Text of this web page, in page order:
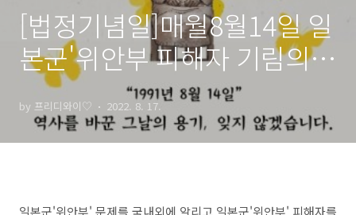
[법정기념일]매월8월14일 일
본군'위안부 피해자 기림의
날'
by 프리디와이♡ 2022. 8. 17.
일본군'위안부' 문제를 국내외에 알리고 일본군'위안부' 피해자를